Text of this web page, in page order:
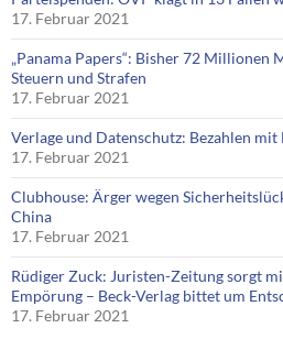
17. Februar 2021
„Panama Papers“: Bisher 72 Millionen
Steuern und Strafen
17. Februar 2021
Verlage und Datenschutz: Bezahlen mit
17. Februar 2021
Clubhouse: Ärger wegen
China
17. Februar 2021
Rüdiger Zuck: Juristen-Zeitung sorgt
Empörung – Beck-Verlag bittet um
17. Februar 2021